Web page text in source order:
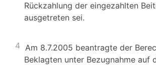
Rückzahlung der eingezahlten
ausgetreten sei.
4 Am 8.7.2005 beantragte der
Beklagten unter Bezugnahme auf